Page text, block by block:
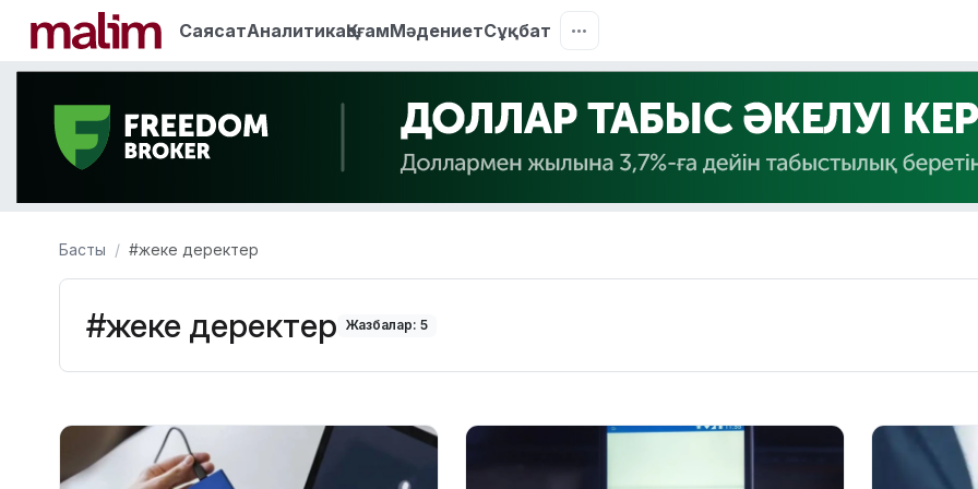
СаясатАналитикаҚоғамМәдениетСұқбат
Басты #жеке деректер
#жеке деректер Жазбалар: 5